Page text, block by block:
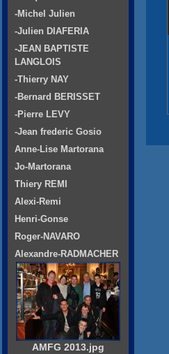
-Michel Julien
-Julien DIAFERIA
-JEAN BAPTISTE
LANGLOIS
-Thierry NAY
-Bernard BERISSET
-Pierre LEVY
-Jean frederic Gosio
Anne-Lise Martorana
Jo-Martorana
Thiery REMI
Alexi-Remi
Henri-Gonse
Roger-NAVARO
Alexandre-RADMACHER
AMFG 2013.jpg